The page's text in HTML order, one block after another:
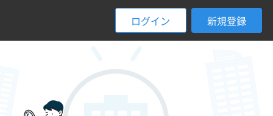
ログイン 新規登録